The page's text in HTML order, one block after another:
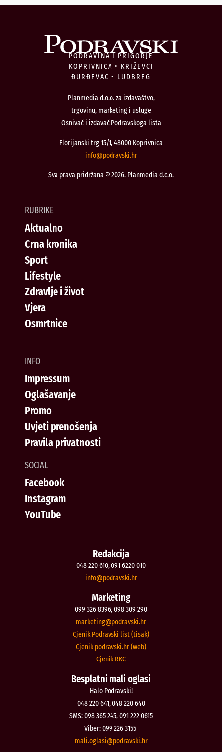
PODRAVINA I PRIGORJE
KOPRIVNICA • KRIŽEVCI
ĐURĐEVAC • LUDBREG
Planmedia d.o.o. za izdavaštvo,
trgovinu, marketing i usluge
Osnivač i izdavač Podravskoga lista
Florijanski trg 15/1, 48000 Koprivnica
rh.iksvardop
@ofni
Sva prava pridržana © 2026. Planmedia d.o.o.
RUBRIKE
Aktualno
Crna kronika
Sport
Lifestyle
Zdravlje i život
Vjera
Osmrtnice
INFO
Impressum
Oglašavanje
Promo
Uvjeti prenošenja
Pravila privatnosti
SOCIAL
Facebook
Instagram
YouTube
Redakcija
048 220 610, 091 6220 010
rh.iksvardop
@ofni
Marketing
099 326 8396, 098 309 290
rh.iksvardop
@gnitekram
Cjenik Podravski list (tisak)
Cjenik podravski.hr (web)
Cjenik RKC
Besplatni mali oglasi
Halo Podravski!
048 220 641, 048 220 640
SMS: 098 365 245, 091 222 0615
Viber: 099 226 3155
rh.iksvardop
@isalgo.ilam